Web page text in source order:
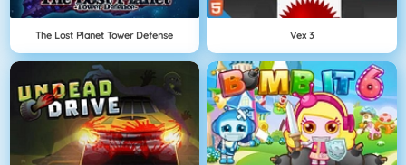
The Lost Planet Tower Defense Vex 3